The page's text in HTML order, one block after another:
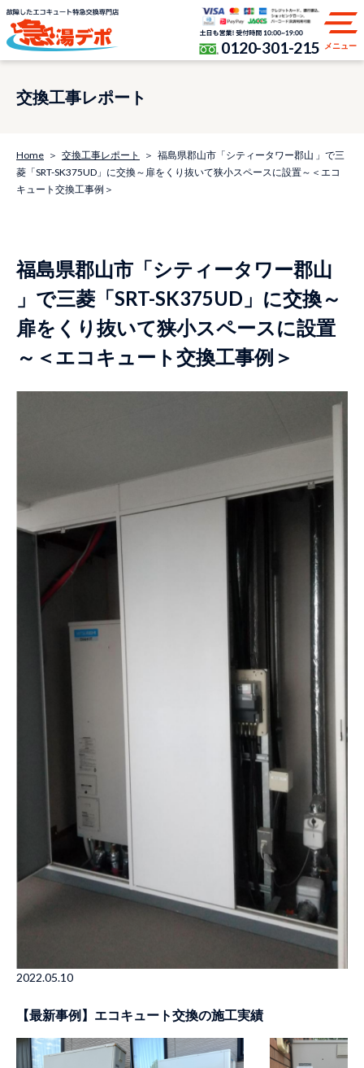
0120-301-215 メニュー
交換工事レポート
Home 交換工事レポート
福島県郡山市「シティータワー郡山 」で三
菱「SRT-SK375UD」に交換～扉をくり抜いて狭小スペースに設置～＜エコ
キュート交換工事例＞
福島県郡山市「シティータワー郡山
」で三菱「SRT-SK375UD」に交換～
扉をくり抜いて狭小スペースに設置
～＜エコキュート交換工事例＞
2022.05.10
【最新事例】エコキュート交換の施工実績